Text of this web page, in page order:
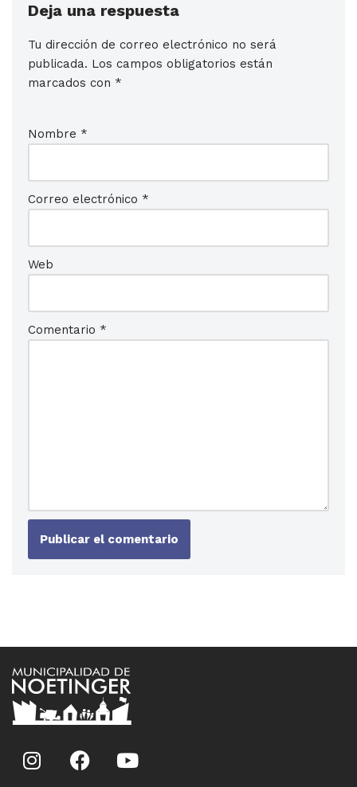
Deja una respuesta
Tu dirección de correo electrónico no será
publicada. Los campos obligatorios están
marcados con *
Nombre *
Correo electrónico *
Web
Comentario *